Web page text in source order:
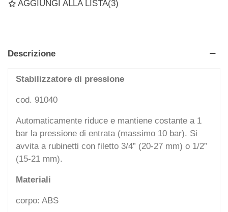
AGGIUNGI ALLA LISTA(3)
Descrizione
Stabilizzatore di pressione
cod. 91040
Automaticamente riduce e mantiene costante a 1
bar la pressione di entrata (massimo 10 bar). Si
avvita a rubinetti con filetto 3/4” (20-27 mm) o 1/2”
(15-21 mm).
Materiali
corpo: ABS